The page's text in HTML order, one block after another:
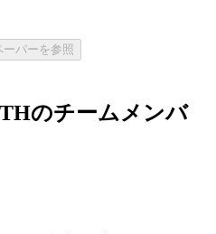
パーを参照
のチームメンバ